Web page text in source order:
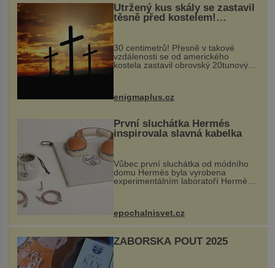
Utržený kus skály se zastavil
těsně před kostelem!
Ochránila ho boží síla?
30 centimetrů! Přesně v takové
vzdálenosti se od amerického
kostela zastavil obrovský 20tunový
...
enigmaplus.cz
První sluchátka Hermés
inspirovala slavná kabelka
Vůbec první sluchátka od módního
domu Hermès byla vyrobena
experimentálním laboratoří Hermès
kovový...
epochalnisvet.cz
ZÁBOŘSKÁ POUŤ 2025